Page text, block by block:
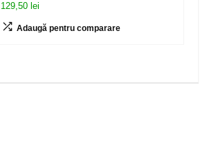
129,50 lei
Adaugă pentru comparare